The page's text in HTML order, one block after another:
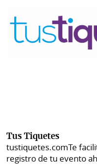
Tus Tiquetes
tustiquetes.comTe
registro de tu evento